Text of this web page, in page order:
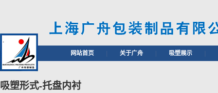
网站首页 关于广舟 吸塑展示
吸塑形式-托盘内衬